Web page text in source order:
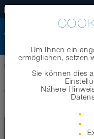
Startseite Jobs
WIR SUCHEN
Um Ihnen ein
ermöglichen, setzen
Sie können dies
Nähere